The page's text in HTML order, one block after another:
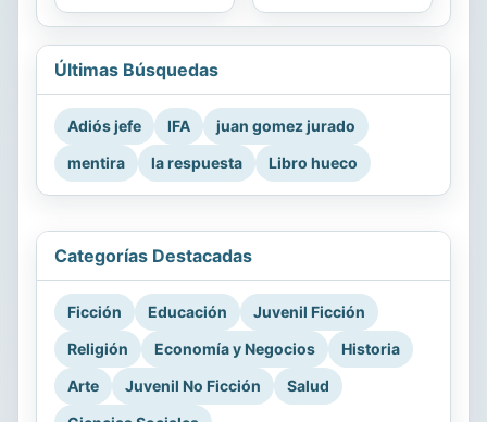
Últimas Búsquedas
Adiós jefe IFA
juan gomez jurado
mentira
la respuesta Libro hueco
Categorías Destacadas
Ficción Educación
Juvenil Ficción
Religión
Economía y Negocios
Historia
Arte
Juvenil No Ficción
Salud